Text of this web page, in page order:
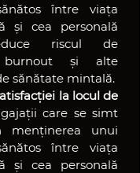
între viața
și cea personală
riscul de
burnout și alte
sănătate mintală.
la locul de
care se simt
menținerea unui
între viața
și cea personală